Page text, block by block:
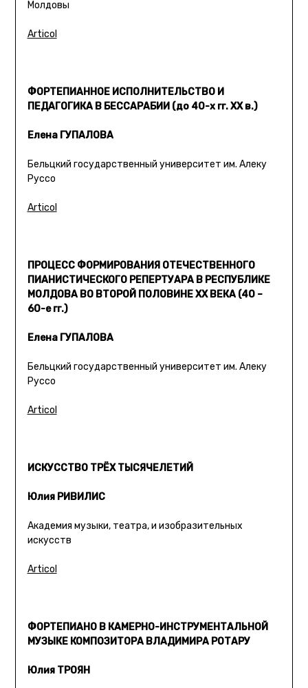
Молдовы
Articol
ФОРТЕПИАННОЕ ИСПОЛНИТЕЛЬСТВО И
ПЕДАГОГИКА В БЕССАРАБИИ (до 40-х гг. XX в.)
Елена ГУПАЛОВА
Бельцкий государственный университет им. Алеку
Руссо
Articol
ПРОЦЕСС ФОРМИРОВАНИЯ ОТЕЧЕСТВЕННОГО
ПИАНИСТИЧЕСКОГО РЕПЕРТУАРА В РЕСПУБЛИКЕ
МОЛДОВА ВО ВТОРОЙ ПОЛОВИНЕ ХХ ВЕКА (40 –
60-е гг.)
Елена ГУПАЛОВА
Бельцкий государственный университет им. Алеку
Руссо
Articol
ИСКУССТВО ТРЁХ ТЫСЯЧЕЛЕТИЙ
Юлия РИВИЛИС
Академия музыки, театра, и изобразительных
искусств
Articol
ФОРТЕПИАНО В КАМЕРНО-ИНСТРУМЕНТАЛЬНОЙ
МУЗЫКЕ КОМПОЗИТОРА ВЛАДИМИРА РОТАРУ
Юлия ТРОЯН